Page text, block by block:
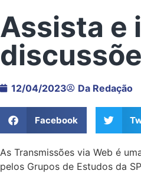
Assista e
12/04/2023 Da Redação
Facebook
As Transmissões via Web é
pelos Grupos de Estudos da